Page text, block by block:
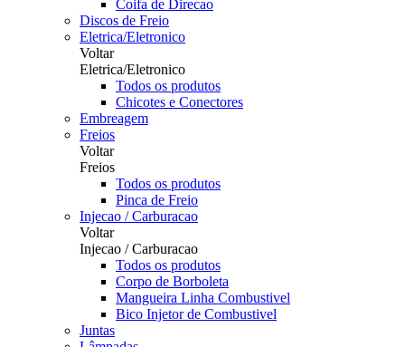
Coifa de Direcao
Discos de Freio
Eletrica/Eletronico
Voltar
Eletrica/Eletronico
Todos os produtos
Chicotes e Conectores
Embreagem
Freios
Voltar
Freios
Todos os produtos
Pinca de Freio
Injecao / Carburacao
Voltar
Injecao / Carburacao
Todos os produtos
Corpo de Borboleta
Mangueira Linha Combustivel
Bico Injetor de Combustivel
Juntas